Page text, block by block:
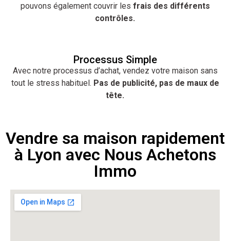
pouvons également couvrir les frais des différents
contrôles.
Processus Simple
Avec notre processus d’achat, vendez votre maison sans
tout le stress habituel. Pas de publicité, pas de maux de
tête.
Vendre sa maison rapidement
à Lyon avec Nous Achetons
Immo